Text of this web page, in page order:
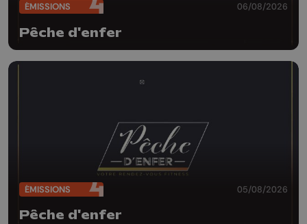
ÉMISSIONS 06/08/2026
Pêche d'enfer
ÉMISSIONS 05/08/2026
Pêche d'enfer